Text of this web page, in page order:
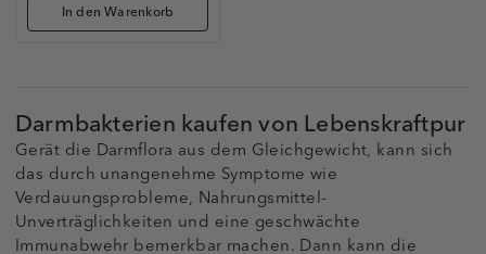
In den Warenkorb
Darmbakterien kaufen von Lebenskraftpur
Gerät die Darmflora aus dem Gleichgewicht, kann sich
das durch unangenehme Symptome wie
Verdauungsprobleme, Nahrungsmittel-
Unverträglichkeiten und eine geschwächte
Immunabwehr bemerkbar machen. Dann kann die